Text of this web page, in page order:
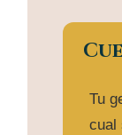
Tu
cual